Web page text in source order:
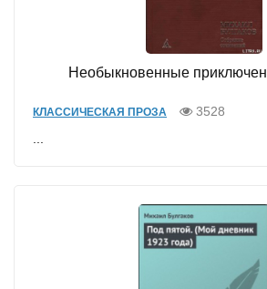
Необыкновенные
КЛАССИЧЕСКАЯ ПРОЗА
3528